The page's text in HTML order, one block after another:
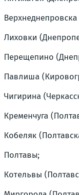
Лиховки
Перещепино
Павлиша
Чигирина
Кременчуга
Кобеляк
Полтавы;
Котельвы